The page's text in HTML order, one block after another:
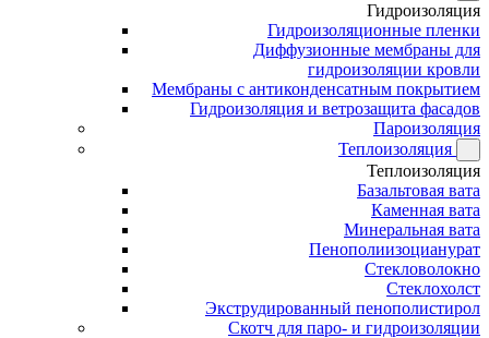
Гидроизоляция
Гидроизоляционные пленки
Диффузионные мембраны для
гидроизоляции кровли
Мембраны с антиконденсатным покрытием
Гидроизоляция и ветрозащита фасадов
Пароизоляция
Теплоизоляция
Теплоизоляция
Базальтовая вата
Каменная вата
Минеральная вата
Пенополиизоцианурат
Стекловолокно
Стеклохолст
Экструдированный пенополистирол
Скотч для паро- и гидроизоляции